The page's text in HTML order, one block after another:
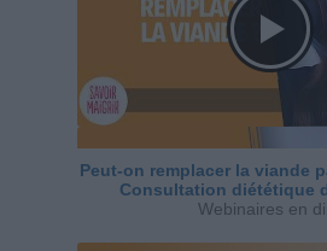
Peut-on remplacer la viande
Consultation diététique
Webinaires en